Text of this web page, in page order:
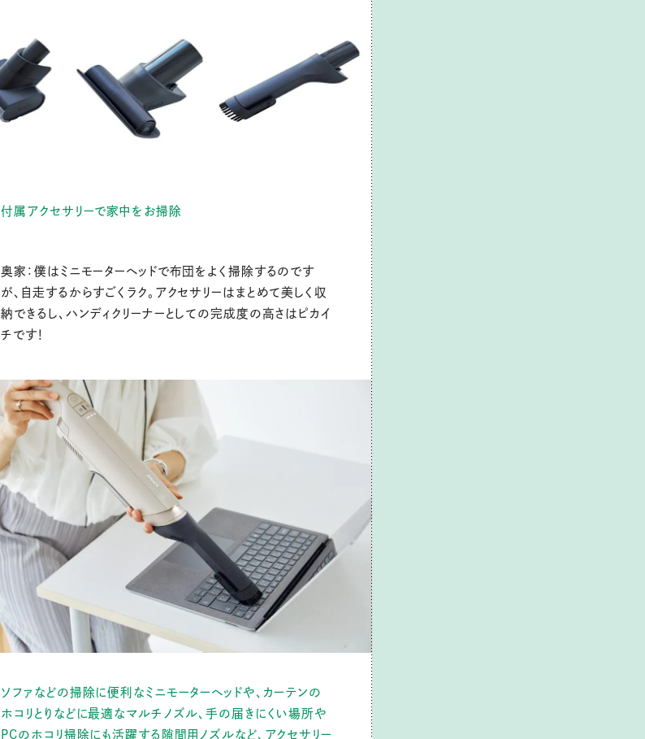
付属アクセサリーで家中をお掃除
奥家：僕はミニモーターヘッドで布団をよく掃除するのです
が、自走するからすごくラク。アクセサリーはまとめて美しく収
納できるし、ハンディクリーナーとしての完成度の高さはピカイ
チです！
ソファなどの掃除に便利なミニモーターヘッドや、カーテンの
ホコリとりなどに最適なマルチノズル、手の届きにくい場所や
PCのホコリ掃除にも活躍する隙間用ノズルなど、アクセサリー